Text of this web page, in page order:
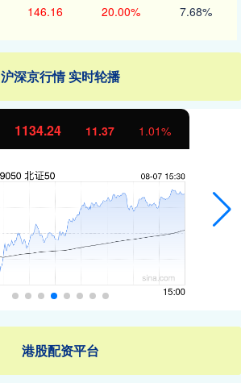
146.16 20.00% 7.68%
沪深京行情 实时轮播
1134.24 11.37 1.01%
港股配资平台